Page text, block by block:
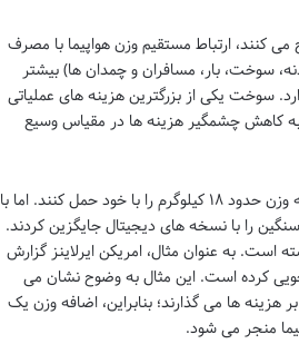
کنند، ارتباط مستقیم وزن هواپیما با مصرف
سوخت، بار، مسافران و چمدان ها) بیشتر
سوخت یکی از بزرگترین هزینه های عملیاتی
کاهش چشمگیر هزینه ها در مقیاس وسیع
به عنوان مثال، در گذشته، خلبانان مجبور بودند دفترچه های راهنمای پرواز کاغذی به وزن حدود ۱۸ کیلوگرم را با خود حمل کنند. اما با
را با نسخه های دیجیتال جایگزین کردند.
به عنوان مثال، امریکن ایرلاینز گزارش
در مصرف سوخت صرفه جویی کرده است. این مثال به وضوح نشان می
ها می گذارند؛ بنابراین، اضافه وزن یک
منجر می شود.